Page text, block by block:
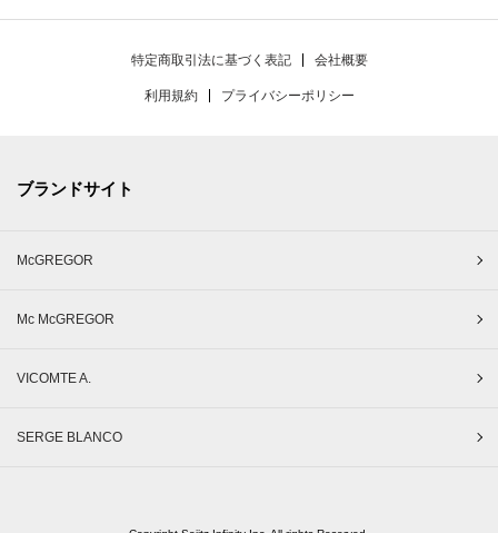
特定商取引法に基づく表記 会社概要
利用規約 プライバシーポリシー
ブランドサイト
McGREGOR
Mc McGREGOR
VICOMTE A.
SERGE BLANCO